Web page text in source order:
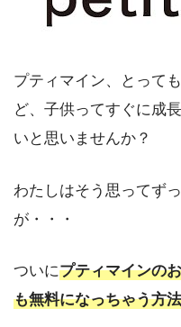
プティマイン、とって
ど、子供ってすぐに成
いと思いませんか？
わたしはそう思ってず
が・・・
ついにプティマインの
も無料になっちゃう方法